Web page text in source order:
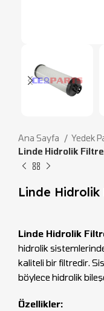
Ana Sayfa Yedek
Linde Hidrolik
Linde
Linde Hidrolik
hidrolik
kaliteli bir filtredir.
böylece hidrolik
Özellikler: